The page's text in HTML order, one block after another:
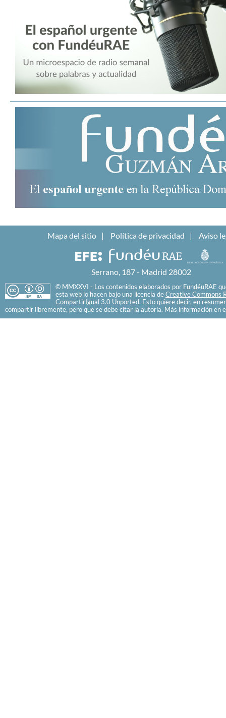
Mapa del sitio Política de privacidad Aviso
Serrano, 187 - Madrid 28002
© MMXXVI - Los contenidos elaborados por FundéuRAE
esta web lo hacen bajo una licencia de Creative Commons
CompartirIgual 3.0 Unported. Esto quiere decir, en
compartir libremente, pero que se debe citar la autoría. Más información en